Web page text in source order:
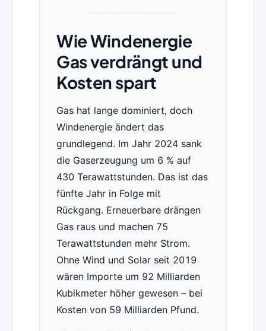
Wie Windenergie
Gas verdrängt und
Kosten spart
Gas hat lange dominiert, doch
Windenergie ändert das
grundlegend. Im Jahr 2024 sank
die Gaserzeugung um 6 % auf
430 Terawattstunden. Das ist das
fünfte Jahr in Folge mit
Rückgang. Erneuerbare drängen
Gas raus und machen 75
Terawattstunden mehr Strom.
Ohne Wind und Solar seit 2019
wären Importe um 92 Milliarden
Kubikmeter höher gewesen – bei
Kosten von 59 Milliarden Pfund.